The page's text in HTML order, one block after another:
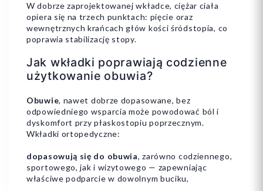
W dobrze zaprojektowanej wkładce, ciężar ciała
opiera się na trzech punktach: pięcie oraz
wewnętrznych krańcach głów kości śródstopia, co
poprawia stabilizację stopy.
Jak wkładki poprawiają codzienne
użytkowanie obuwia?
Obuwie, nawet dobrze dopasowane, bez
odpowiedniego wsparcia może powodować ból i
dyskomfort przy płaskostopiu poprzecznym.
Wkładki ortopedyczne:
dopasowują się do obuwia, zarówno codziennego,
sportowego, jak i wizytowego — zapewniając
właściwe podparcie w dowolnym buciku,